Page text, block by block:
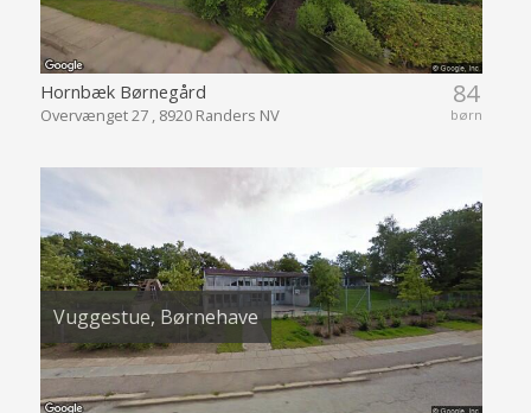
84
børn
Hornbæk Børnegård
Overvænget 27 , 8920 Randers NV
Vuggestue, Børnehave